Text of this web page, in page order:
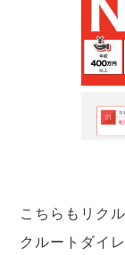
こちらもリク
クルートダイ